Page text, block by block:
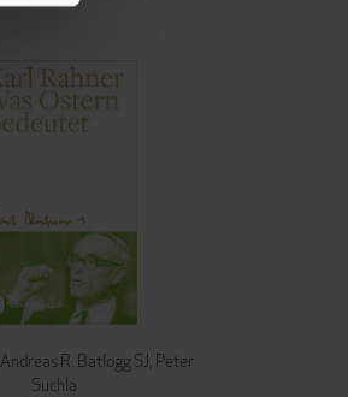
Andreas R. Batlogg SJ, Peter
Suchla